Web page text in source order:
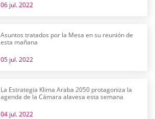
06 jul. 2022
Asuntos tratados por la Mesa en su reunión de
esta mañana
05 jul. 2022
La Estrategia Klima Araba 2050 protagoniza la
agenda de la Cámara alavesa esta semana
04 jul. 2022